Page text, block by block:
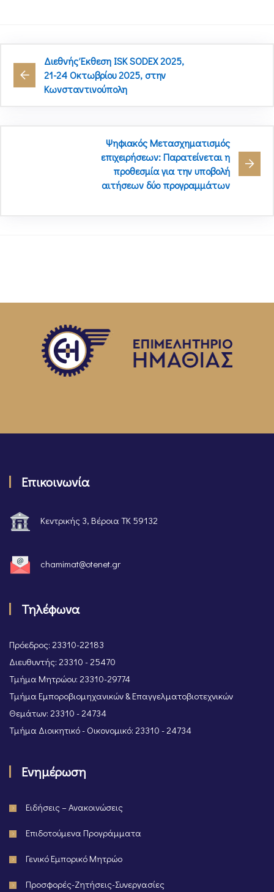
Διεθνής Έκθεση ISK SODEX 2025,
21-24 Οκτωβρίου 2025, στην
Κωνσταντινούπολη
Ψηφιακός Μετασχηματισμός
επιχειρήσεων: Παρατείνεται η
προθεσμία για την υποβολή
αιτήσεων δύο προγραμμάτων
Επικοινωνία
Κεντρικής 3, Βέροια ΤΚ 59132
chamimat@otenet.gr
Τηλέφωνα
Πρόεδρος: 23310-22183
Διευθυντής: 23310 - 25470
Τμήμα Μητρώου: 23310-29774
Τμήμα Εμποροβιομηχανικών & Επαγγελματοβιοτεχνικών
Θεμάτων: 23310 - 24734
Τμήμα Διοικητικό - Οικονομικό: 23310 - 24734
Ενημέρωση
Ειδήσεις – Ανακοινώσεις
Επιδοτούμενα Προγράμματα
Γενικό Εμπορικό Μητρώο
Προσφορές-Ζητήσεις-Συνεργασίες